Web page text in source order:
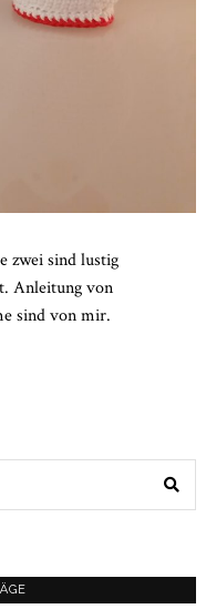
zwei sind lustig
Anleitung von
sind von mir.